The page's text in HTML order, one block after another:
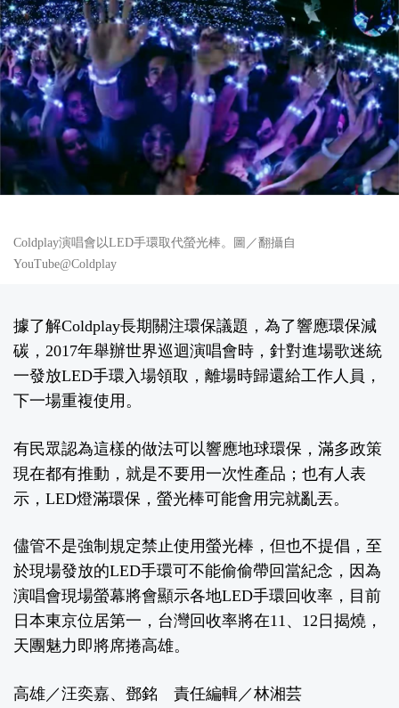
Coldplay演唱會以LED手環取代螢光棒。圖／翻攝自
YouTube@Coldplay
據了解Coldplay長期關注環保議題，為了響應環保減
碳，2017年舉辦世界巡迴演唱會時，針對進場歌迷統
一發放LED手環入場領取，離場時歸還給工作人員，
下一場重複使用。
有民眾認為這樣的做法可以響應地球環保，滿多政策
現在都有推動，就是不要用一次性產品；也有人表
示，LED燈滿環保，螢光棒可能會用完就亂丟。
儘管不是強制規定禁止使用螢光棒，但也不提倡，至
於現場發放的LED手環可不能偷偷帶回當紀念，因為
演唱會現場螢幕將會顯示各地LED手環回收率，目前
日本東京位居第一，台灣回收率將在11、12日揭燒，
天團魅力即將席捲高雄。
高雄／汪奕嘉、鄧銘 責任編輯／林湘芸